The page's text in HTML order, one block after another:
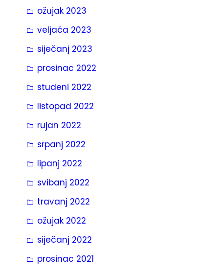
ožujak 2023
veljača 2023
siječanj 2023
prosinac 2022
studeni 2022
listopad 2022
rujan 2022
srpanj 2022
lipanj 2022
svibanj 2022
travanj 2022
ožujak 2022
siječanj 2022
prosinac 2021